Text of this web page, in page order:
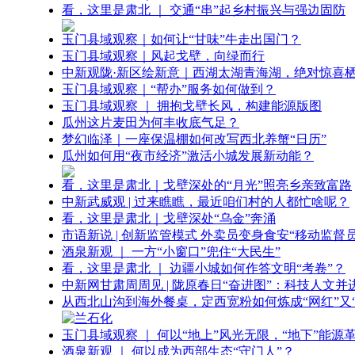
看，这里是肃北 ｜ 交通“串”起乡村振兴与强边固防
玉门县域观察｜如何让“甘味”牛走出国门？
玉门县域观察｜风起戈壁，向绿而行
中新观陇·新区绘新意｜西湖太湖青海湖，绝对惊喜
玉门县域观察｜“帮办”服务如何做到？
玉门县域观察 ｜ 拥抱戈壁长风，构建能源版图
瓜州这片麦田为何丰收底气足？
梦幻临泽｜一座保温棚如何改写西北养蟹“日历”
瓜州如何用“夜市经济”激活小城发展新动能？
看，这里是肃北｜戈壁深处的“月光”照亮乡亲致富路
中新武威观 | 过来瞧瞧，最近咱们村的人都忙啥呢？
看，这里是肃北｜戈壁深处“乌金”奔涌
市语新说 | 创新监管模式 外卖员变身食安“移动监督
酒泉新观 ｜ 一方“小窗口”兜住“大民生”
看，这里是肃北 ｜ 边疆小城如何作答文明“考卷”？
中新网甘肃周周见 | 陇原春日“奋进图”：科技人文并
从西北山沟到海外餐桌，定西宽粉如何炼成“网红”又
玉门县域观察 ｜ 何以“地上”风光无限，“地下”能源
酒泉新观 ｜ 何以成为西部生态“守门人”？